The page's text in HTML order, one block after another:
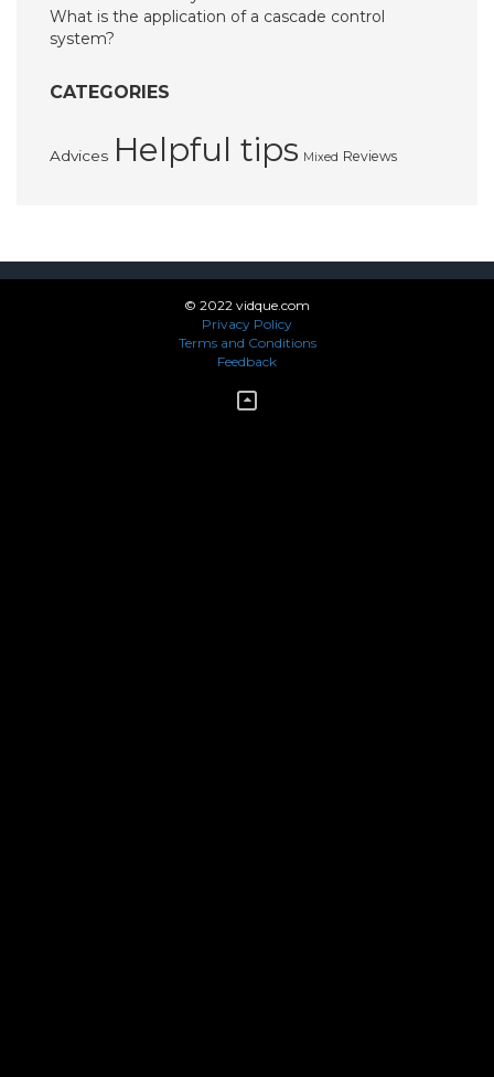
What is the application of a cascade control
system?
CATEGORIES
Advices Helpful tips Mixed Reviews
© 2022 vidque.com
Privacy Policy
Terms and Conditions
Feedback